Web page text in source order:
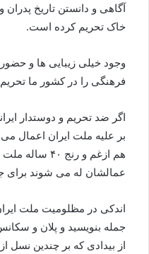
آگاهی و دانستن تاریخ پدران
خاک تحریم کرده است.
وجود خیلی زیبایی ها و
فرهنگی را در کشور ما
اگر ضد تحریم و دوستدار
بر علیه ملت ایران اعمال
هم ازغم و رنج
عمالشان له می شوند برای
اندکی در مظلومیت ملت
جمله بنویسید و پلان و
از بیدادی که بر چندین نسل